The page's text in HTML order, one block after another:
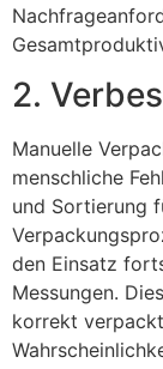
2.
Manuelle
menschliche
und Sortierung
den Einsatz
Messungen.
korrekt